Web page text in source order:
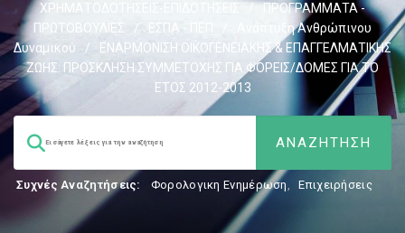
ΧΡΗΜΑΤΟΔΟΤΗΣΕΙΣ-ΕΠΙΔΟΤΗΣΕΙΣ
ΠΡΟΓΡΑΜΜΑΤΑ -
ΠΡΩΤΟΒΟΥΛΙΕΣ
/ ΕΣΠΑ - ΠΕΠ
Ανάπτυξη Ανθρώπινου
Δυναμικού
/
ΕΝΑΡΜΟΝΙΣΗ ΟΙΚΟΓΕΝΕΙΑΚΗΣ & ΕΠΑΓΓΕΛΜΑΤΙΚΗΣ
ΖΩΗΣ: ΠΡΟΣΚΛΗΣΗ ΣΥΜΜΕΤΟΧΗΣ ΓΙΑ ΦΟΡΕΙΣ/ΔΟΜΕΣ ΓΙΑ ΤΟ
ΕΤΟΣ 2012-2013
Συχνές Αναζητήσεις: Φορολογικη Ενημέρωση, Επιχειρήσεις